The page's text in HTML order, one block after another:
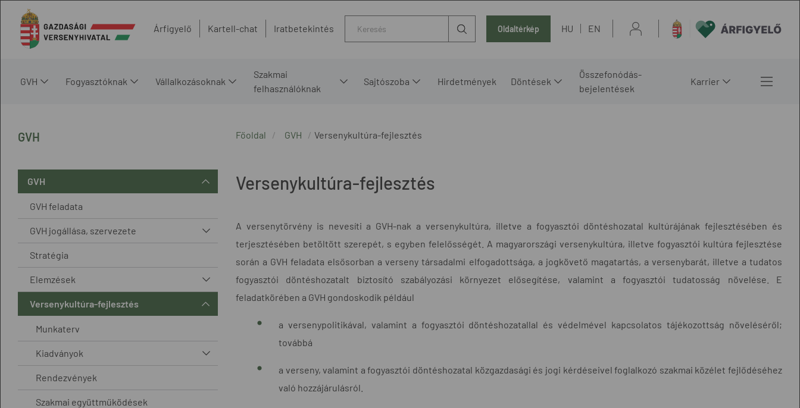
Árfigyelő Kartell-chat Iratbetekintés Oldaltérkép HU EN
GVH Fogyasztóknak Vállalkozásoknak
Szakmai
felhasználóknak
Sajtószoba Hirdetmények Döntések
Összefonódás-
bejelentések
Karrier
GVH
GVH
GVH feladata
GVH jogállása, szervezete
Stratégia
Elemzések
Versenykultúra-fejlesztés
Munkaterv
Kiadványok
Rendezvények
Szakmai együttműködések
Főoldal GVH Versenykultúra-fejlesztés
Versenykultúra-fejlesztés
A versenytörvény is nevesíti a GVH-nak a versenykultúra, illetve a fogyasztói döntéshozatal kultúrájának fejlesztésében és
terjesztésében betöltött szerepét, s egyben felelősségét. A magyarországi versenykultúra, illetve fogyasztói kultúra fejlesztése
során a GVH feladata elsősorban a verseny társadalmi elfogadottsága, a jogkövető magatartás, a versenybarát, illetve a tudatos
fogyasztói döntéshozatalt biztosító szabályozási környezet elősegítése, valamint a fogyasztói tudatosság növelése. E
feladatkörében a GVH gondoskodik például
a versenypolitikával, valamint a fogyasztói döntéshozatallal és védelmével kapcsolatos tájékozottság növeléséről;
továbbá
a verseny, valamint a fogyasztói döntéshozatal közgazdasági és jogi kérdéseivel foglalkozó szakmai közélet fejlődéséhez
való hozzájárulásról.